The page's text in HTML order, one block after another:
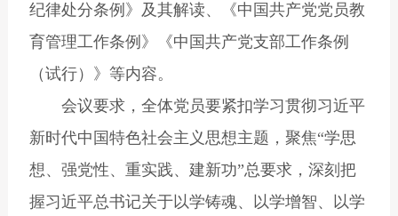
纪律处分条例》及其解读、《中国共产党党员教
育管理工作条例》《中国共产党支部工作条例
（试行）》等内容。
会议要求，全体党员要紧扣学习贯彻习近平
新时代中国特色社会主义思想主题，聚焦“学思
想、强党性、重实践、建新功”总要求，深刻把
握习近平总书记关于以学铸魂、以学增智、以学